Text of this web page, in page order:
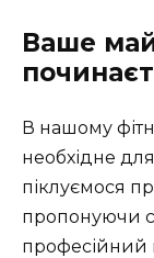
Ваше
В нашому
необхідне
піклуємося
пропонуючи
професійний